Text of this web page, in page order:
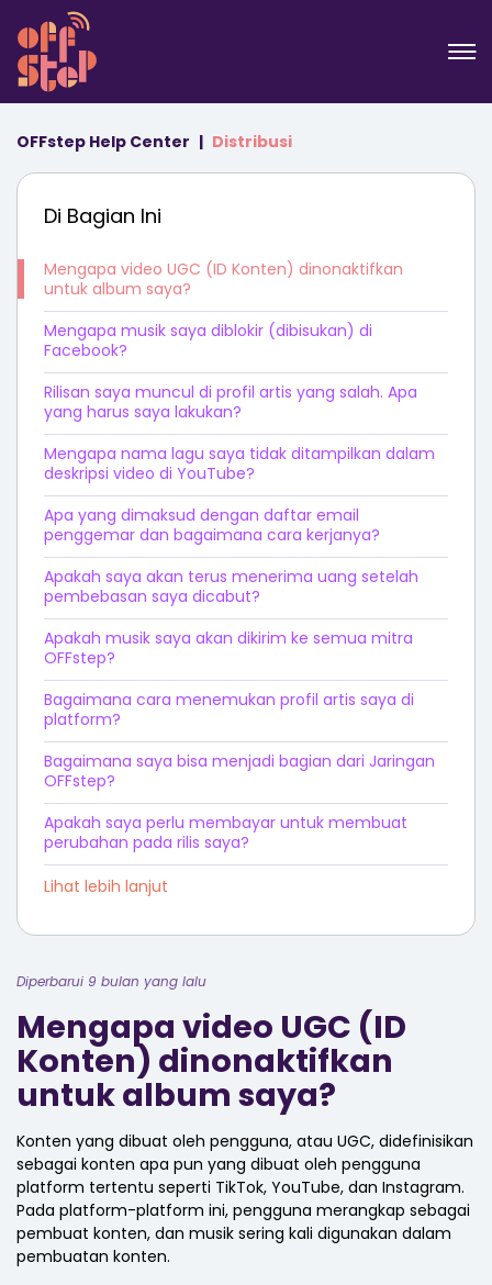
OFFstep Help Center Distribusi
Di Bagian Ini
Mengapa video UGC (ID Konten) dinonaktifkan
untuk album saya?
Mengapa musik saya diblokir (dibisukan) di
Facebook?
Rilisan saya muncul di profil artis yang salah. Apa
yang harus saya lakukan?
Mengapa nama lagu saya tidak ditampilkan dalam
deskripsi video di YouTube?
Apa yang dimaksud dengan daftar email
penggemar dan bagaimana cara kerjanya?
Apakah saya akan terus menerima uang setelah
pembebasan saya dicabut?
Apakah musik saya akan dikirim ke semua mitra
OFFstep?
Bagaimana cara menemukan profil artis saya di
platform?
Bagaimana saya bisa menjadi bagian dari Jaringan
OFFstep?
Apakah saya perlu membayar untuk membuat
perubahan pada rilis saya?
Lihat lebih lanjut
Diperbarui 9 bulan yang lalu
Mengapa video UGC (ID
Konten) dinonaktifkan
untuk album saya?
Konten yang dibuat oleh pengguna, atau UGC, didefinisikan
sebagai konten apa pun yang dibuat oleh pengguna
platform tertentu seperti TikTok, YouTube, dan Instagram.
Pada platform-platform ini, pengguna merangkap sebagai
pembuat konten, dan musik sering kali digunakan dalam
pembuatan konten.